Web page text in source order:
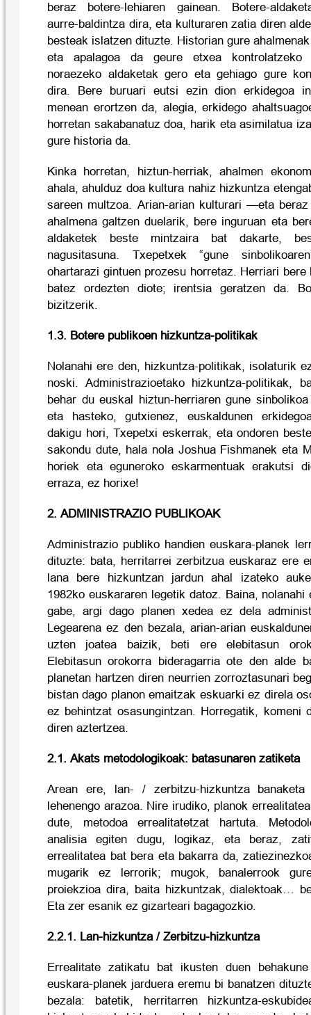
beraz botere-lehiaren gainean. Botere-
aurre-baldintza dira, eta kulturaren zatia diren
besteak islatzen dituzte. Historian gure
eta apalagoa da geure etxea kontrolatzeko
noraezeko aldaketak gero eta gehiago gure
dira. Bere buruari eutsi ezin dion erkidegoa
menean erortzen da, alegia, erkidego
horretan sakabanatuz doa, harik eta asimilatua
gure historia da.
Kinka horretan, hiztun-herriak, ahalmen
ahala, ahulduz doa kultura nahiz hizkuntza
sareen multzoa. Arian-arian kulturari —eta
ahalmena galtzen duelarik, bere inguruan eta
aldaketek beste mintzaira bat dakarte,
nagusitasuna. Txepetxek “gune
ohartarazi gintuen prozesu horretaz. Herriari
batez ordezten diote; irentsia geratzen da.
bizitzerik.
1.3. Botere publikoen hizkuntza-politikak
Nolanahi ere den, hizkuntza-politikak, isolaturik
noski. Administrazioetako hizkuntza-politikak,
behar du euskal hiztun-herriaren gune
eta hasteko, gutxienez, euskaldunen
dakigu hori, Txepetxi eskerrak, eta ondoren
sakondu dute, hala nola Joshua Fishmanek eta
horiek eta eguneroko eskarmentuak erakutsi
erraza, ez horixe!
2. ADMINISTRAZIO PUBLIKOAK
Administrazio publiko handien euskara-planek
dituzte: bata, herritarrei zerbitzua euskaraz ere
lana bere hizkuntzan jardun ahal izateko
1982ko euskararen legetik datoz. Baina,
gabe, argi dago planen xedea ez dela
Legearena ez den bezala, arian-arian
uzten joatea baizik, beti ere elebitasun
Elebitasun orokorra bideragarria ote den alde
planetan hartzen diren neurrien zorroztasunari
bistan dago planon emaitzak eskuarki ez direla
ez behintzat osasungintzan. Horregatik, komeni
diren aztertzea.
2.1. Akats metodologikoak: batasunaren zatiketa
Arean ere, lan- / zerbitzu-hizkuntza banaketa
lehenengo arazoa. Nire irudiko, planok
dute, metodoa errealitatetzat hartuta.
analisia egiten dugu, logikaz, eta beraz,
errealitatea bat bera eta bakarra da,
mugarik ez lerrorik; mugok, banalerrook
proiekzioa dira, baita hizkuntzak, dialektoak…
Eta zer esanik ez gizarteari bagagozkio.
2.2.1. Lan-hizkuntza / Zerbitzu-hizkuntza
Errealitate zatikatu bat ikusten duen
euskara-planek jarduera eremu bi banatzen
bezala: batetik, herritarren hizkuntza-